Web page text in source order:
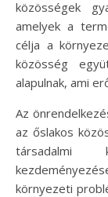
közösségek
amelyek a
célja a
közösség
alapulnak, ami
Az
az őslakos
társadalmi
környezeti